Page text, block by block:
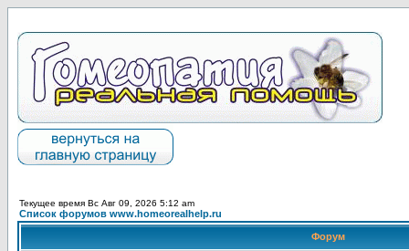
Текущее время Вс Авг 09, 2026 5:12 am
Список форумов www.homeorealhelp.ru
Форум